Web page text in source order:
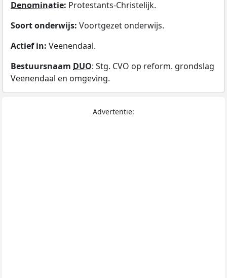
Denominatie: Protestants-Christelijk.
Soort onderwijs: Voortgezet onderwijs.
Actief in: Veenendaal.
Bestuursnaam DUO: Stg. CVO op reform. grondslag
Veenendaal en omgeving.
Advertentie: